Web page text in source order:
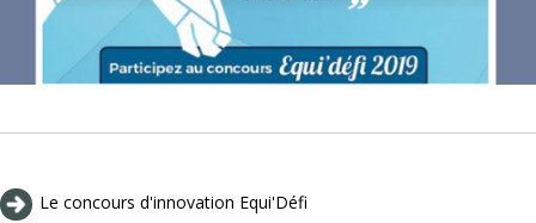
Le concours d'innovation Equi'Défi